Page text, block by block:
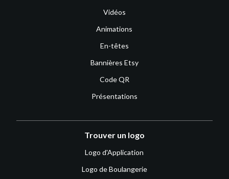
Vidéos
Animations
En-têtes
Bannières Etsy
Code QR
Présentations
Trouver un logo
Logo d'Application
Logo de Boulangerie